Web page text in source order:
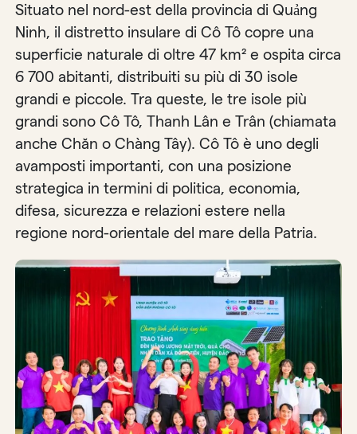
Situato nel nord-est della provincia di Quảng
Ninh, il distretto insulare di Cô Tô copre una
superficie naturale di oltre 47 km² e ospita circa
6 700 abitanti, distribuiti su più di 30 isole
grandi e piccole. Tra queste, le tre isole più
grandi sono Cô Tô, Thanh Lân e Trân (chiamata
anche Chăn o Chàng Tây). Cô Tô è uno degli
avamposti importanti, con una posizione
strategica in termini di politica, economia,
difesa, sicurezza e relazioni estere nella
regione nord-orientale del mare della Patria.